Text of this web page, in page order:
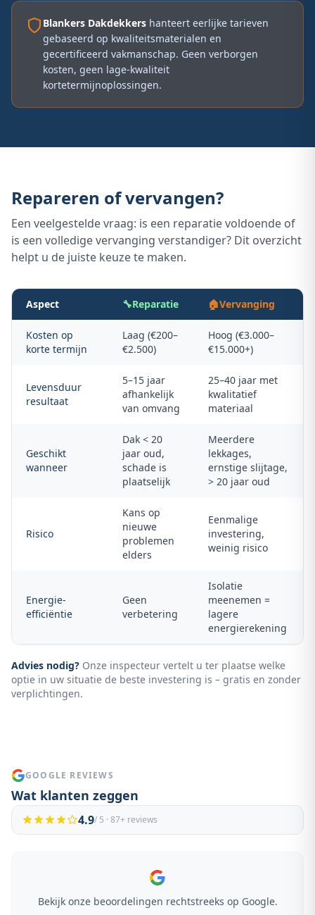
Blankers Dakdekkers hanteert eerlijke tarieven
gebaseerd op kwaliteitsmaterialen en
gecertificeerd vakmanschap. Geen verborgen
kosten, geen lage-kwaliteit
kortetermijnoplossingen.
Repareren of vervangen?
Een veelgestelde vraag: is een reparatie voldoende of
is een volledige vervanging verstandiger? Dit overzicht
helpt u de juiste keuze te maken.
Aspect 🔧Reparatie 🏠Vervanging
Kosten op
korte termijn
Laag (€200–
€2.500)
Hoog (€3.000–
€15.000+)
Levensduur
resultaat
5–15 jaar
afhankelijk
van omvang
25–40 jaar met
kwalitatief
materiaal
Geschikt
wanneer
Dak < 20
jaar oud,
schade is
plaatselijk
Meerdere
lekkages,
ernstige slijtage,
> 20 jaar oud
Risico
Kans op
nieuwe
problemen
elders
Eenmalige
investering,
weinig risico
Energie-
efficiëntie
Geen
verbetering
Isolatie
meenemen =
lagere
energierekening
Advies nodig? Onze inspecteur vertelt u ter plaatse welke
optie in uw situatie de beste investering is – gratis en zonder
verplichtingen.
GOOGLE REVIEWS
Wat klanten zeggen
4.9/ 5 · 87+ reviews
Bekijk onze beoordelingen rechtstreeks op Google.